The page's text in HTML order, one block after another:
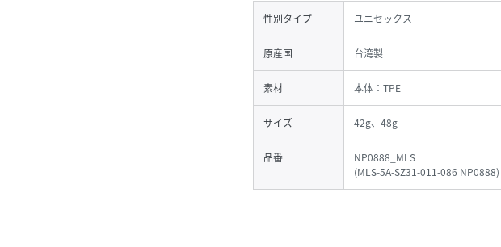
性別タイプ ユニセックス
原産国 台湾製
素材 本体：TPE
サイズ 42g、48g
品番
NP0888_MLS
(MLS-5A-SZ31-011-086 NP0888)